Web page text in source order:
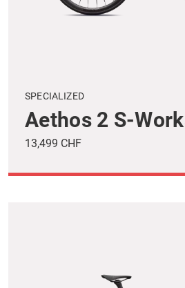
SPECIALIZED
Aethos 2 S-
13,499 CHF